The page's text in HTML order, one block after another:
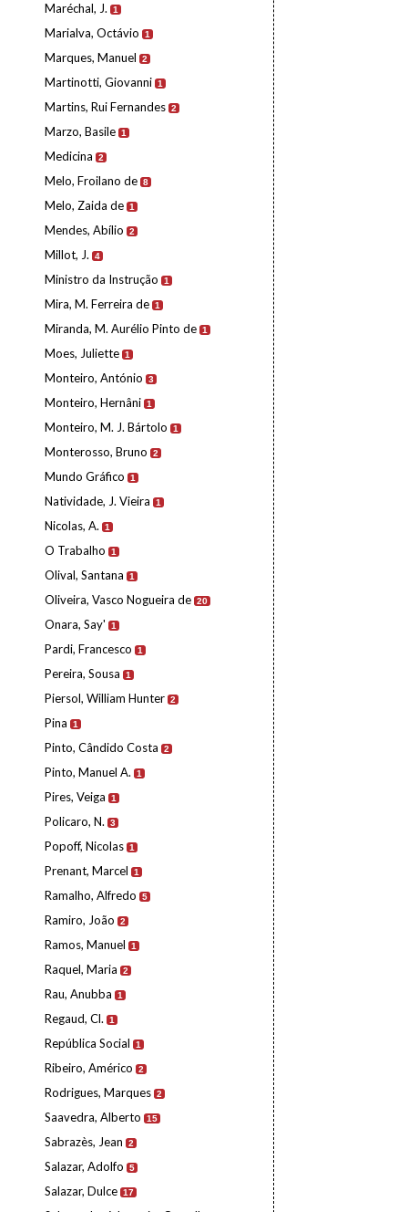
Maréchal, J. 1
Marialva, Octávio 1
Marques, Manuel 2
Martinotti, Giovanni 1
Martins, Rui Fernandes 2
Marzo, Basile 1
Medicina 2
Melo, Froilano de 8
Melo, Zaida de 1
Mendes, Abílio 2
Millot, J. 4
Ministro da Instrução 1
Mira, M. Ferreira de 1
Miranda, M. Aurélio Pinto de 1
Moes, Juliette 1
Monteiro, António 3
Monteiro, Hernâni 1
Monteiro, M. J. Bártolo 1
Monterosso, Bruno 2
Mundo Gráfico 1
Natividade, J. Vieira 1
Nicolas, A. 1
O Trabalho 1
Olival, Santana 1
Oliveira, Vasco Nogueira de 20
Onara, Say' 1
Pardi, Francesco 1
Pereira, Sousa 1
Piersol, William Hunter 2
Pina 1
Pinto, Cândido Costa 2
Pinto, Manuel A. 1
Pires, Veiga 1
Policaro, N. 3
Popoff, Nicolas 1
Prenant, Marcel 1
Ramalho, Alfredo 5
Ramiro, João 2
Ramos, Manuel 1
Raquel, Maria 2
Rau, Anubba 1
Regaud, Cl. 1
República Social 1
Ribeiro, Américo 2
Rodrigues, Marques 2
Saavedra, Alberto 15
Sabrazès, Jean 2
Salazar, Adolfo 5
Salazar, Dulce 17